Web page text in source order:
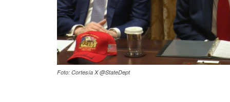
Foto: Cortesía X @StateDept